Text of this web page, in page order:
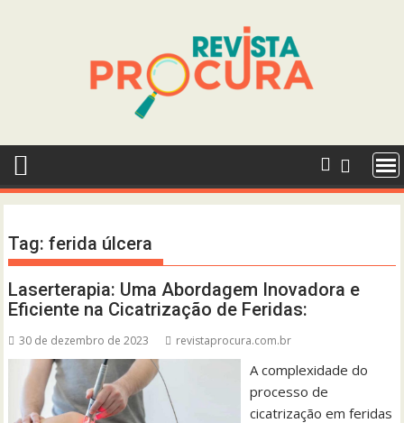
Tag:ferida úlcera
Laserterapia: Uma Abordagem Inovadora e
Eficiente na Cicatrização de Feridas:
30 de dezembro de 2023 revistaprocura.com.br
A complexidade do
processo de
cicatrização em feridas